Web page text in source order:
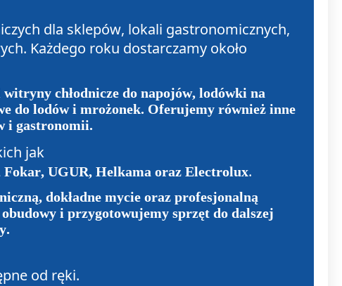
dla sklepów, lokali gastronomicznych,
Każdego roku dostarczamy około
chłodnicze do napojów, lodówki na
do lodów i mrożonek. Oferujemy również inne
i gastronomii.
jak
UGUR, Helkama oraz Electrolux.
dokładne mycie oraz profesjonalną
i przygotowujemy sprzęt do dalszej
od ręki.